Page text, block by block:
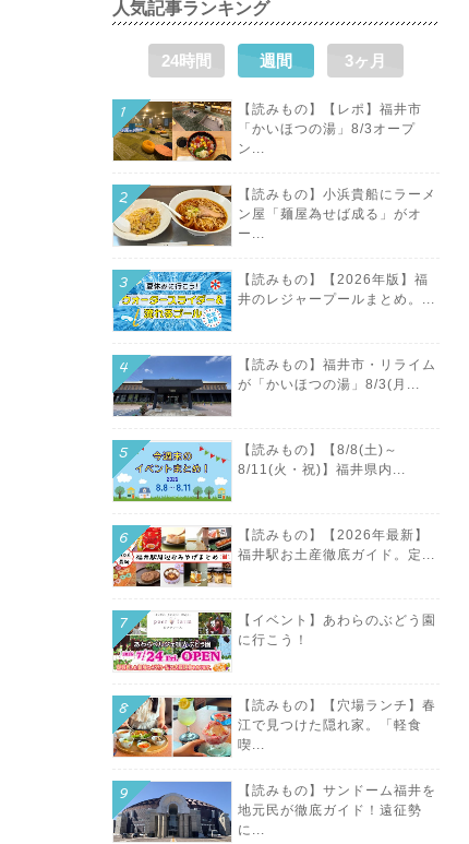
人気記事ランキング
24時間 週間 3ヶ月
【読みもの】【レポ】福井市
「かいほつの湯」8/3オープ
ン...
【読みもの】小浜貴船にラーメ
ン屋「麺屋為せば成る」がオ
ー...
【読みもの】【2026年版】福
井のレジャープールまとめ。...
【読みもの】福井市・リライム
が「かいほつの湯」8/3(月...
【読みもの】【8/8(土)～
8/11(火・祝)】福井県内...
【読みもの】【2026年最新】
福井駅お土産徹底ガイド。定...
【イベント】あわらのぶどう園
に行こう！
【読みもの】【穴場ランチ】春
江で見つけた隠れ家。「軽食
喫...
【読みもの】サンドーム福井を
地元民が徹底ガイド！遠征勢
に...